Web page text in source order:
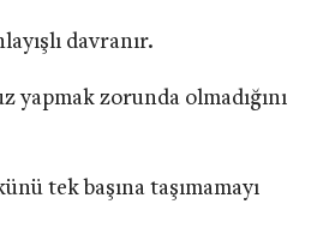
davranır.
yapmak zorunda olmadığını
tek başına taşımamayı